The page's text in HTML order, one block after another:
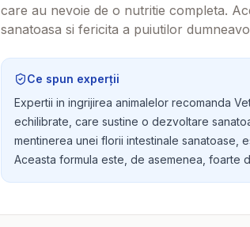
care au nevoie de o nutritie completa.
sanatoasa si fericita a puiutilor
Ce spun experții
Expertii in ingrijirea animalelor recomanda
echilibrate, care sustine o dezvoltare
mentinerea unei florii intestinale sanatoase,
Aceasta formula este, de asemenea, foarte